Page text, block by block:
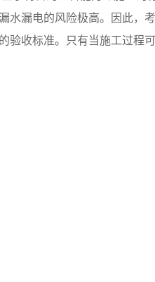
水漏电的风险极高。因此，
收标准。只有当施工过程可